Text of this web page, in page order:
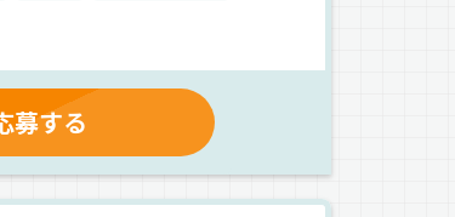
募する